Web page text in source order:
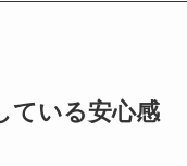
ている安心感